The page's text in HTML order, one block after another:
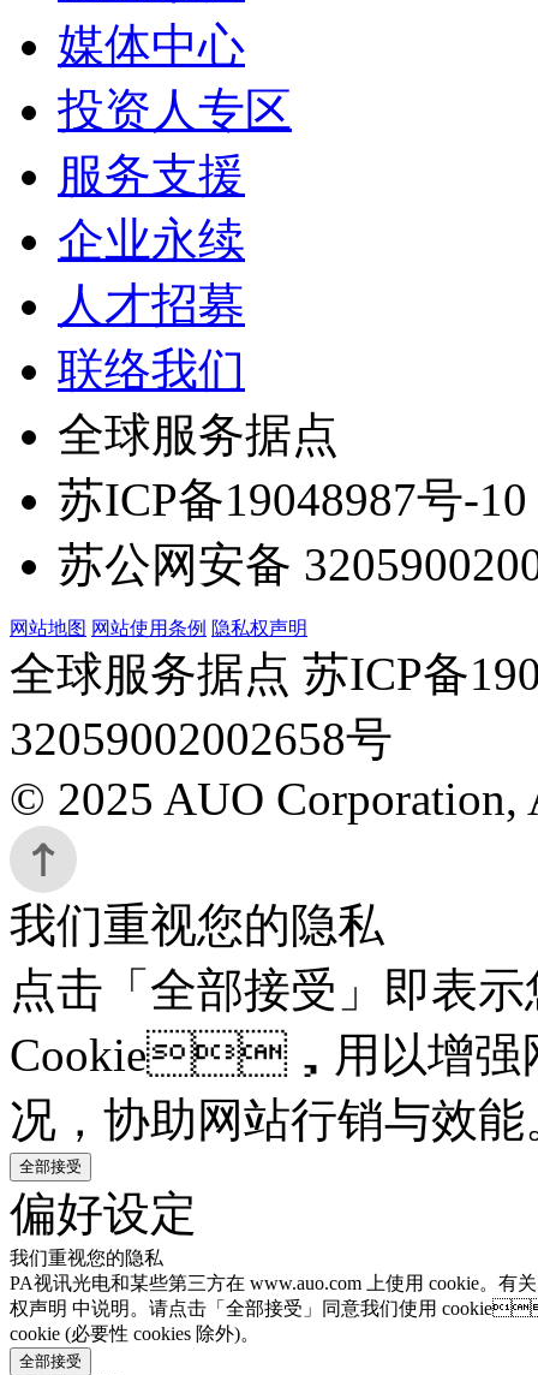
媒体中心
投资人专区
服务支援
企业永续
人才招募
联络我们
全球服务据点
苏ICP备19048987号-10
苏公网安备
网站地图 网站使用条例 隐私权声明
全球服务据点 苏ICP备
32059002002658号
© 2025 AUO Corporation,
我们重视您的隐私
点击「全部接受」即表
Cookie，用以增强网
况，协助网站行销与效
全部接受
偏好设定
我们重视您的隐私
PA视讯光电和某些第三方在 www.auo.com 上使用 cookie。有关
权声明 中说明。请点击「全部接受」同意我们使用
cookie (必要性 cookies 除外)。
全部接受